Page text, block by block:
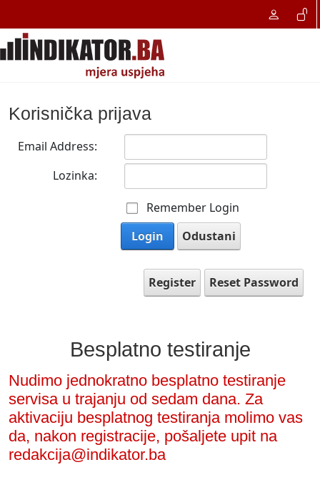
Korisnička prijava
Email Address:
Lozinka:
Remember Login
Login
Odustani
Register Reset Password
Besplatno testiranje
Nudimo jednokratno besplatno testiranje
servisa u trajanju od sedam dana. Za
aktivaciju besplatnog testiranja molimo vas
da, nakon registracije, pošaljete upit na
redakcija@indikator.ba